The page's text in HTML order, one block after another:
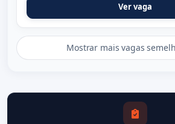
Ver vaga
Mostrar mais vagas